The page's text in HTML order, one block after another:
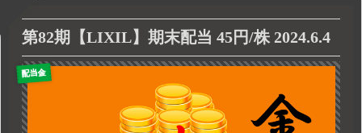
第82期【LIXIL】期末配当 45円/株 2024.6.4
配当金